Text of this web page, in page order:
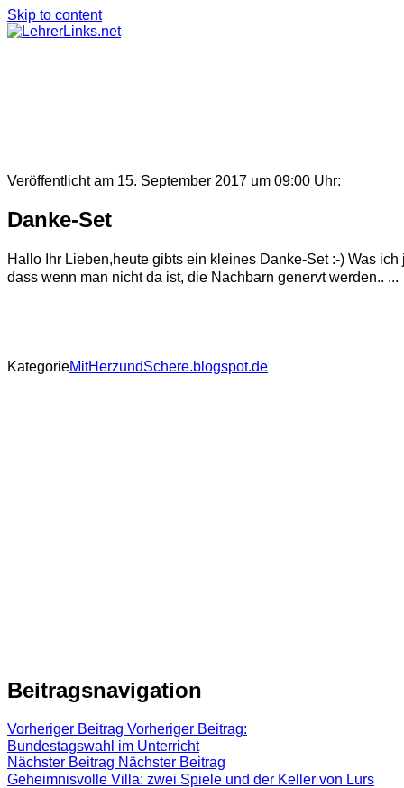
Skip to content
Veröffentlicht am 15. September 2017 um 09:00 Uhr:
Danke-Set
Hallo Ihr Lieben,heute gibts ein kleines Danke-Set :-) Was
dass wenn man nicht da ist, die Nachbarn genervt werden.. ...
KategorieMitHerzundSchere.blogspot.de
Beitragsnavigation
Vorheriger Beitrag Vorheriger Beitrag:
Bundestagswahl im Unterricht
Nächster Beitrag Nächster Beitrag
Geheimnisvolle Villa: zwei Spiele und der Keller von Lurs